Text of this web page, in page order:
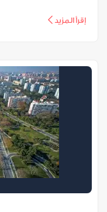
إقرأ المزيد